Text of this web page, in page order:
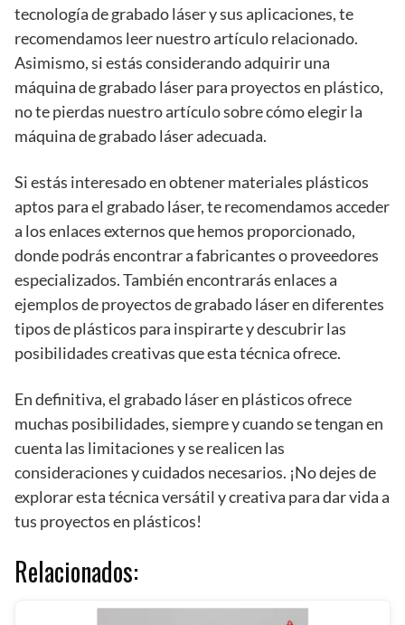
tecnología de grabado láser y sus aplicaciones, te
recomendamos leer nuestro artículo relacionado.
Asimismo, si estás considerando adquirir una
máquina de grabado láser para proyectos en plástico,
no te pierdas nuestro artículo sobre cómo elegir la
máquina de grabado láser adecuada.
Si estás interesado en obtener materiales plásticos
aptos para el grabado láser, te recomendamos acceder
a los enlaces externos que hemos proporcionado,
donde podrás encontrar a fabricantes o proveedores
especializados. También encontrarás enlaces a
ejemplos de proyectos de grabado láser en diferentes
tipos de plásticos para inspirarte y descubrir las
posibilidades creativas que esta técnica ofrece.
En definitiva, el grabado láser en plásticos ofrece
muchas posibilidades, siempre y cuando se tengan en
cuenta las limitaciones y se realicen las
consideraciones y cuidados necesarios. ¡No dejes de
explorar esta técnica versátil y creativa para dar vida a
tus proyectos en plásticos!
Relacionados: